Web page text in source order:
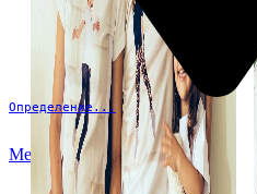
Определение...
Меню